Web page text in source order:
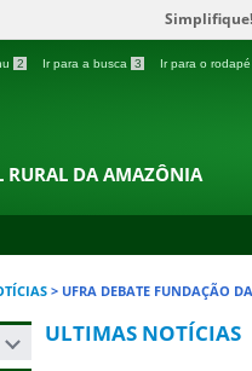
Simplifique!
2 Ir para a busca 3 Ir para o rodapé
RURAL DA AMAZÔNIA
> UFRA DEBATE FUNDAÇÃO
ULTIMAS NOTÍCIAS